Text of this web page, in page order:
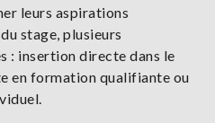
leurs aspirations
stage, plusieurs
: insertion directe dans le
en formation qualifiante ou